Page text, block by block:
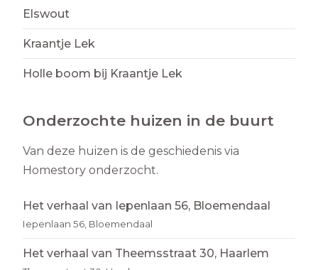
Elswout
Kraantje Lek
Holle boom bij Kraantje Lek
Onderzochte huizen in de buurt
Van deze huizen is de geschiedenis via
Homestory onderzocht.
Het verhaal van Iepenlaan 56, Bloemendaal
Iepenlaan 56, Bloemendaal
Het verhaal van Theemsstraat 30, Haarlem